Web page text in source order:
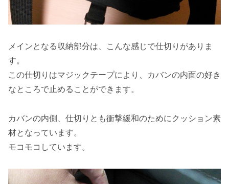
メインとなる収納部分は、こんな感じで仕切りがありま
す。
この仕切りはマジックテープにより、カバンの内面の好き
なところで止めることができます。
カバンの内側、仕切りとも衝撃緩和のためにクッション素
材となっています。
モコモコしています。